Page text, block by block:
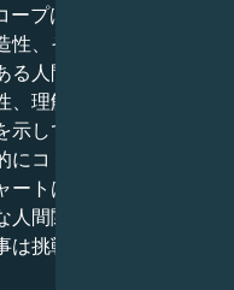
プは、占星術のサイ
、そして忍耐力を反
人間を描いていま
理解力、そしてコミ
しており、これによ
コミュニケーション
トは、仕事とケアの
間関係への献身を示
挑戦となる可能性が